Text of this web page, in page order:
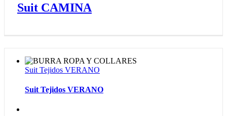
Suit CAMINA
Suit Tejidos VERANO
Suit Tejidos VERANO